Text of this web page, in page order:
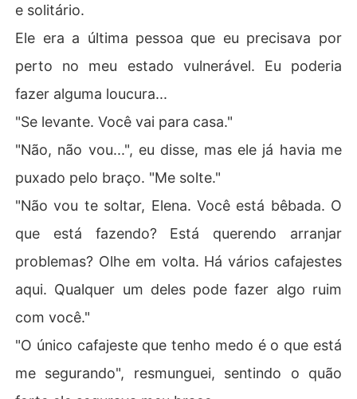
e solitário.
Ele era a última pessoa que eu precisava por
perto no meu estado vulnerável. Eu poderia
fazer alguma loucura...
"Se levante. Você vai para casa."
"Não, não vou...", eu disse, mas ele já havia me
puxado pelo braço. "Me solte."
"Não vou te soltar, Elena. Você está bêbada. O
que está fazendo? Está querendo arranjar
problemas? Olhe em volta. Há vários cafajestes
aqui. Qualquer um deles pode fazer algo ruim
com você."
"O único cafajeste que tenho medo é o que está
me segurando", resmunguei, sentindo o quão